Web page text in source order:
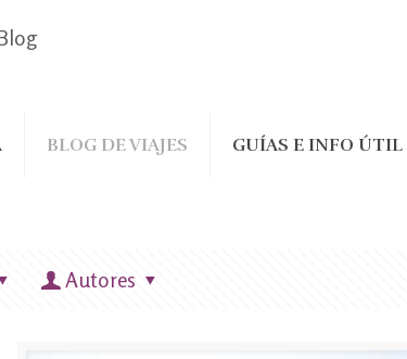
BLOG DE VIAJES GUÍAS E INFO ÚTIL
Autores